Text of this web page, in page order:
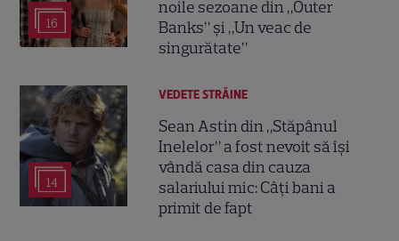
16
noile sezoane din „Outer
Banks” și „Un veac de
singurătate”
14
VEDETE STRĂINE
Sean Astin din „Stăpânul
Inelelor” a fost nevoit să își
vândă casa din cauza
salariului mic: Câți bani a
primit de fapt